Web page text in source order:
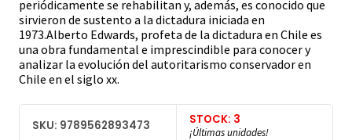
periódicamente se rehabilitan y, además, es conocido que
sirvieron de sustento a la dictadura iniciada en
1973.Alberto Edwards, profeta de la dictadura en Chile es
una obra fundamental e imprescindible para conocer y
analizar la evolución del autoritarismo conservador en
Chile en el siglo xx.
SKU: 9789562893473 STOCK: 3
¡Últimas unidades!